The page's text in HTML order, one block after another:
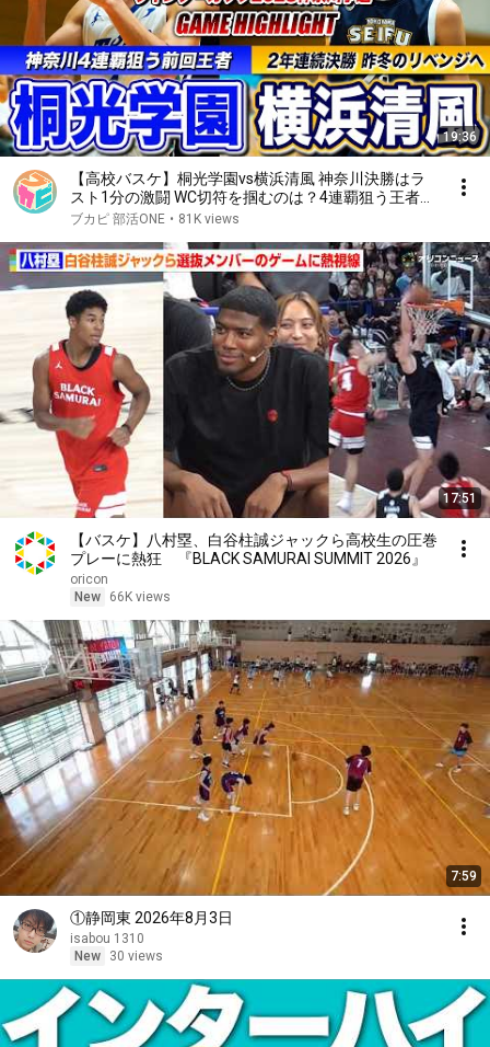
19:36
【高校バスケ】桐光学園vs横浜清風 神奈川決勝はラ
スト1分の激闘 WC切符を掴むのは？4連覇狙う王者と
昨冬のリベンジに挑む清風が2年連続の決勝[ウインタ
ブカピ 部活ONE • 81K views
17:51
【バスケ】八村塁、白谷柱誠ジャックら高校生の圧巻
プレーに熱狂 『BLACK SAMURAI SUMMIT 2026』
oricon
New
66K views
7:59
①静岡東 2026年8月3日
isabou 1310
New
30 views